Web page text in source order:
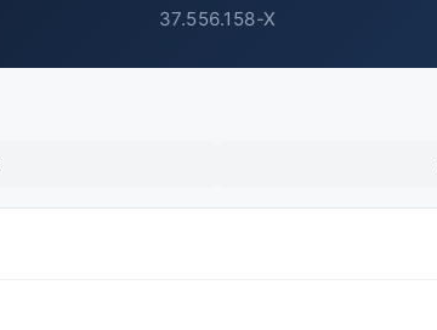
37.556.158-X